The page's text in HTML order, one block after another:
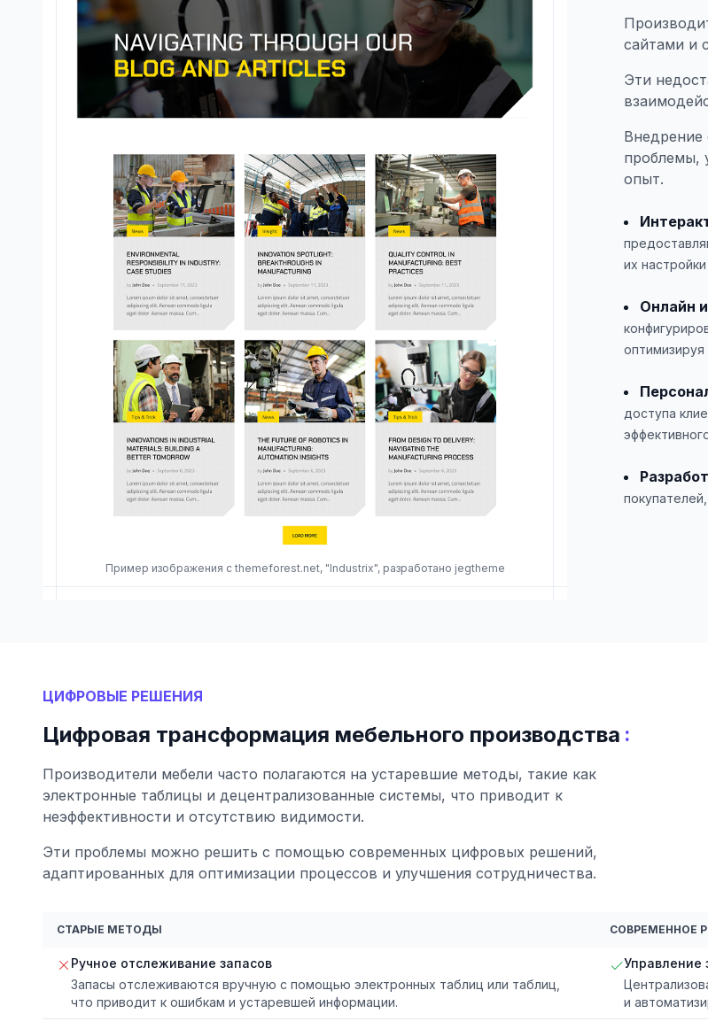
Пример изображения с themeforest.net, "Industrix", разработано jegtheme
сайтами и
Эти
проблемы,
опыт.
их
Онлайн
доступа
ЦИФРОВЫЕ РЕШЕНИЯ
Цифровая трансформация мебельного производства :
Производители мебели часто полагаются на устаревшие методы, такие как
электронные таблицы и децентрализованные системы, что приводит к
неэффективности и отсутствию видимости.
Эти проблемы можно решить с помощью современных цифровых решений,
адаптированных для оптимизации процессов и улучшения сотрудничества.
СТАРЫЕ МЕТОДЫ СОВРЕМЕННОЕ
Ручное отслеживание запасов
Запасы отслеживаются вручную с помощью электронных таблиц или таблиц,
что приводит к ошибкам и устаревшей информации.
Управление
и